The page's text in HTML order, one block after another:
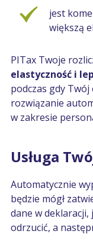
jest
większą
PITax Twoje
elastyczność i
podczas gdy
rozwiązanie
w zakresie
Usługa
Automatycznie
będzie mógł
dane w deklaracji,
odrzucić, a